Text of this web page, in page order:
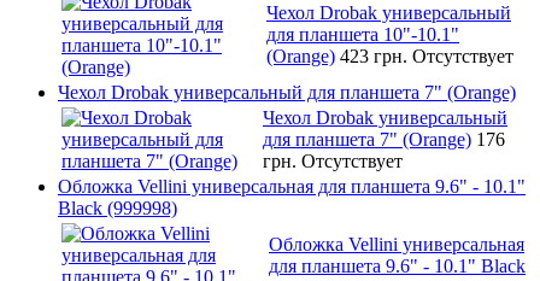
Чехол Drobak универсальный
для планшета 10"-10.1"
(Orange) 423 грн. Отсутствует
Чехол Drobak универсальный для планшета 7" (Orange)
Чехол Drobak универсальный
для планшета 7" (Orange) 176
грн. Отсутствует
Обложка Vellini универсальная для планшета 9.6" - 10.1"
Black (999998)
Обложка Vellini универсальная
для планшета 9.6" - 10.1" Black